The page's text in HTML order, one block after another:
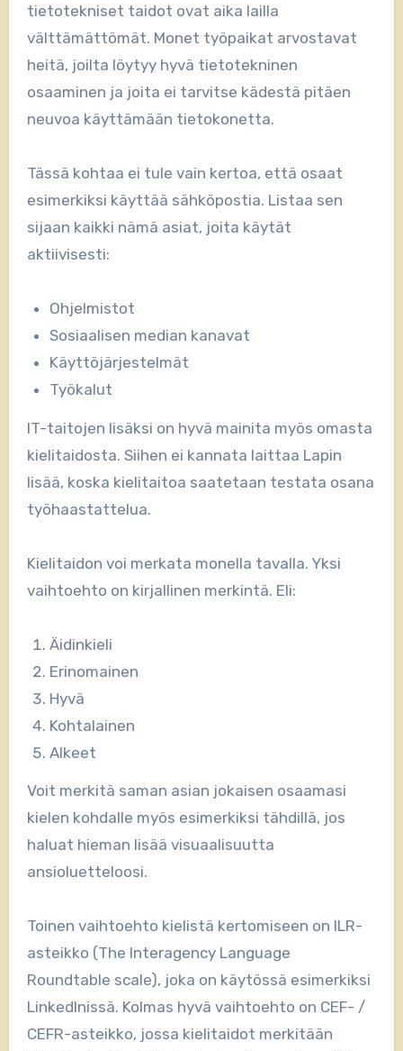
tietotekniset taidot ovat aika lailla
välttämättömät. Monet työpaikat arvostavat
heitä, joilta löytyy hyvä tietotekninen
osaaminen ja joita ei tarvitse kädestä pitäen
neuvoa käyttämään tietokonetta.
Tässä kohtaa ei tule vain kertoa, että osaat
esimerkiksi käyttää sähköpostia. Listaa sen
sijaan kaikki nämä asiat, joita käytät
aktiivisesti:
Ohjelmistot
Sosiaalisen median kanavat
Käyttöjärjestelmät
Työkalut
IT-taitojen lisäksi on hyvä mainita myös omasta
kielitaidosta. Siihen ei kannata laittaa Lapin
lisää, koska kielitaitoa saatetaan testata osana
työhaastattelua.
Kielitaidon voi merkata monella tavalla. Yksi
vaihtoehto on kirjallinen merkintä. Eli:
Äidinkieli
Erinomainen
Hyvä
Kohtalainen
Alkeet
Voit merkitä saman asian jokaisen osaamasi
kielen kohdalle myös esimerkiksi tähdillä, jos
haluat hieman lisää visuaalisuutta
ansioluetteloosi.
Toinen vaihtoehto kielistä kertomiseen on ILR-
asteikko (The Interagency Language
Roundtable scale), joka on käytössä esimerkiksi
LinkedInissä. Kolmas hyvä vaihtoehto on CEF- /
CEFR-asteikko, jossa kielitaidot merkitään